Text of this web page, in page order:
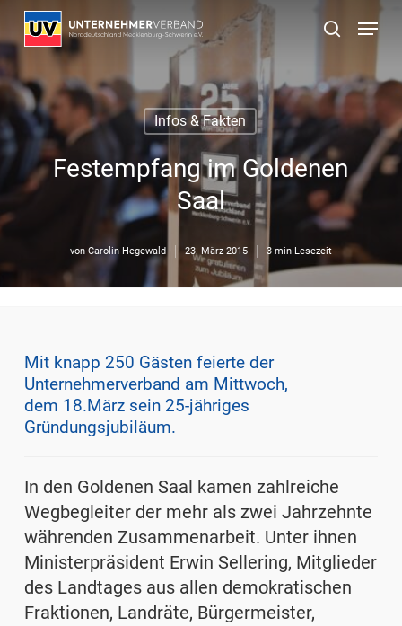
Skip
to
main
content
suchen
Menu
Infos & Fakten
Festempfang im Goldenen
Saal
von Carolin Hegewald 23. März 2015 3 min Lesezeit
Mit knapp 250 Gästen feierte der
Unternehmerverband am Mittwoch,
dem 18.März sein 25-jähriges
Gründungsjubiläum.
In den Goldenen Saal kamen zahlreiche
Wegbegleiter der mehr als zwei Jahrzehnte
währenden Zusammenarbeit. Unter ihnen
Ministerpräsident Erwin Sellering, Mitglieder
des Landtages aus allen demokratischen
Fraktionen, Landräte, Bürgermeister,